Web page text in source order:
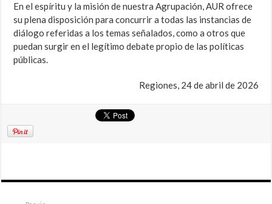
En el espíritu y la misión de nuestra Agrupación, AUR ofrece
su plena disposición para concurrir a todas las instancias de
diálogo referidas a los temas señalados, como a otros que
puedan surgir en el legítimo debate propio de las políticas
públicas.
Regiones, 24 de abril de 2026